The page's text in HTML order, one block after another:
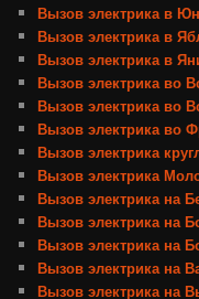
Вызов электрика в
Вызов электрика в
Вызов электрика в
Вызов электрика во
Вызов электрика во
Вызов электрика во
Вызов электрика
Вызов электрика
Вызов электрика на
Вызов электрика на
Вызов электрика на
Вызов электрика на
Вызов электрика на